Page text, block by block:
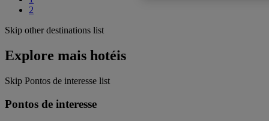
2
Skip other destinations list
Explore mais hotéis
Skip Pontos de interesse list
Pontos de interesse